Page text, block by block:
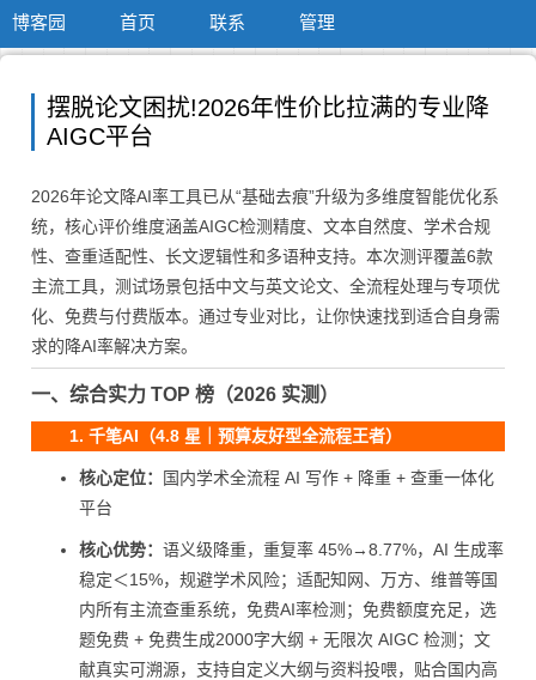
博客园 首页 联系 管理
摆脱论文困扰!2026年性价比拉满的专业降
AIGC平台
2026年论文降AI率工具已从“基础去痕”升级为多维度智能优化系
统，核心评价维度涵盖AIGC检测精度、文本自然度、学术合规
性、查重适配性、长文逻辑性和多语种支持。本次测评覆盖6款
主流工具，测试场景包括中文与英文论文、全流程处理与专项优
化、免费与付费版本。通过专业对比，让你快速找到适合自身需
求的降AI率解决方案。
一、综合实力 TOP 榜（2026 实测）
1. 千笔AI（4.8 星｜预算友好型全流程王者）
核心定位：
国内学术全流程 AI 写作 + 降重 + 查重一体化
平台
核心优势： 语义级降重，重复率 45%→8.77%，AI 生成率
稳定＜15%，规避学术风险；适配知网、万方、维普等国
内所有主流查重系统，免费AI率检测；免费额度充足，选
题免费 + 免费生成2000字大纲 + 无限次 AIGC 检测；文
献真实可溯源，支持自定义大纲与资料投喂，贴合国内高